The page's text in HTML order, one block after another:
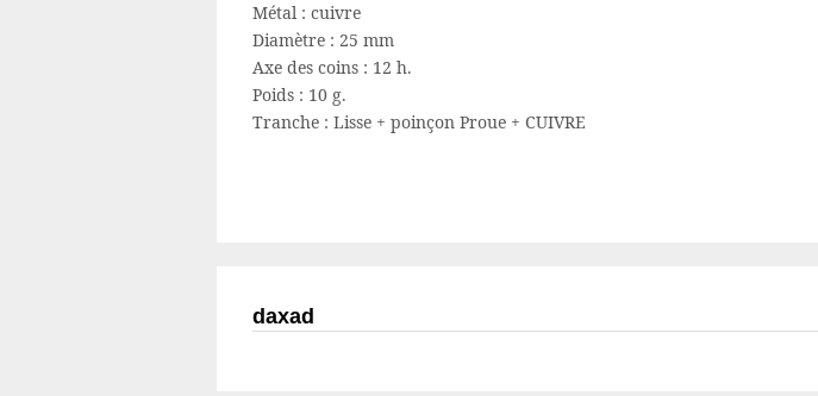
Métal : cuivre
Diamètre : 25 mm
Axe des coins : 12 h.
Poids : 10 g.
Tranche : Lisse + poinçon Proue + CUIVRE
daxad